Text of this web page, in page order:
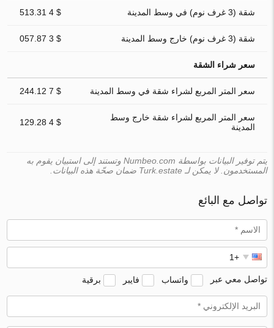
شقة (3 غرف نوم) في وسط المدينة $ 4 513.31
شقة (3 غرف نوم) خارج وسط المدينة $ 3 057.87
سعر شراء الشقة
سعر المتر المربع لشراء شقة في وسط المدينة $ 7 244.12
سعر المتر المربع لشراء شقة خارج وسط
المدينة
$ 4 129.28
يتم توفير البيانات بواسطة Numbeo.com وتستند إلى استبيان يقوم به
المستخدمون. لا يمكن لـ Turk.estate ضمان صحّة هذه البيانات.
تواصل مع البائع
تواصل معي عبر واتساب فايبر برقية